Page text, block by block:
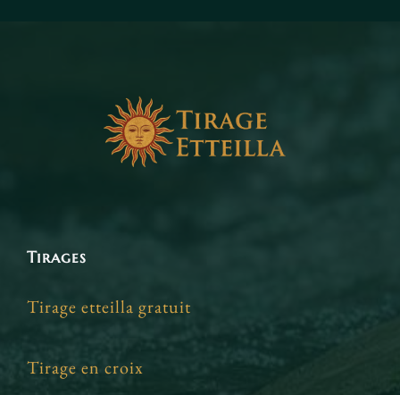
Tirages
Tirage etteilla gratuit
Tirage en croix